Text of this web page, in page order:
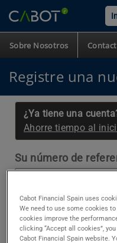
Cabot
Financial
Spain
Sobre Nosotros
Registre una
¿Ya tiene una
Ahorre tiempo al
Su número de
Puede encontrar su
carta que
Cabot Financial Spain uses
We need to use some cookies
cookies improve the
clicking “Accept all cookies”,
Cabot Financial Spain website.